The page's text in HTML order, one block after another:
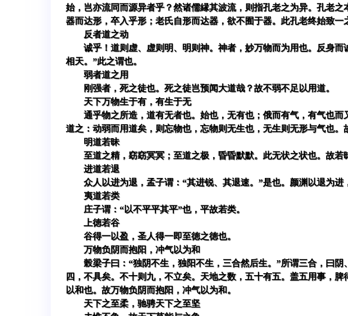
始，岂亦流同而源异者乎？然诸儒縁其波流，则指孔老之为异。孔老
器而达形，卒入乎形；老氏自形而达器，欲不囿于器。此孔老终始致
反者道之动
诚乎！道则虚、虚则明、明则神。神者，妙万物而为用也。反身
相天。”此之谓也。
弱者道之用
刚强者，死之徒也。死之徒岂预闻大道哉？故不弱不足以用道。
天下万物生于有，有生于无
通乎物之所造，道有无者也。始也，无有也；俄而有气，有气也
道之：动弱而用道矣，则忘物也，忘物则无生也，无生则无形与气也。
明道若昧
至道之精，窈窈冥冥；至道之极，昏昏默默。此无状之状也。故若
进道若退
众人以进为退，孟子谓：“其进锐、其退速。”是也。颜渊以退为进
夷道若类
庄子谓：“以不平平其平”也，平故若类。
上徳若谷
谷得一以盈，圣人得一即至徳之徳也。
万物负阴而抱阳，冲气以为和
榖梁子曰：“独阴不生，独阳不生，三合然后生。”所谓三合，曰
四，不具矣。不十则九，不立矣。天地之数，五十有五。盖五用事，
以和也。故万物负阴而抱阳，冲气以为和。
天下之至柔，驰骋天下之至坚